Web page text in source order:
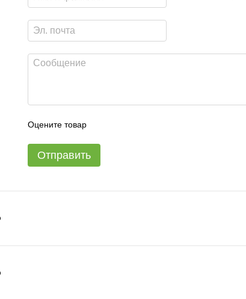
Оцените товар
Отправить